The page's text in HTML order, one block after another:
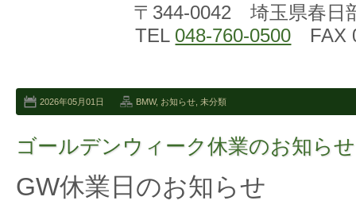
〒344-0042 埼玉県春日
TEL 048-760-0500 FAX
2026年05月01日 BMW, お知らせ 未分類
ゴールデンウィーク休業のお知らせ
GW休業日のお知らせ